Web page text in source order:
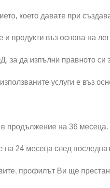
което давате при
продукти въз основа на
да изпълни правното си
услуги е въз
продължение на 36 месеца.
на 24 месеца след
профилът Ви ще